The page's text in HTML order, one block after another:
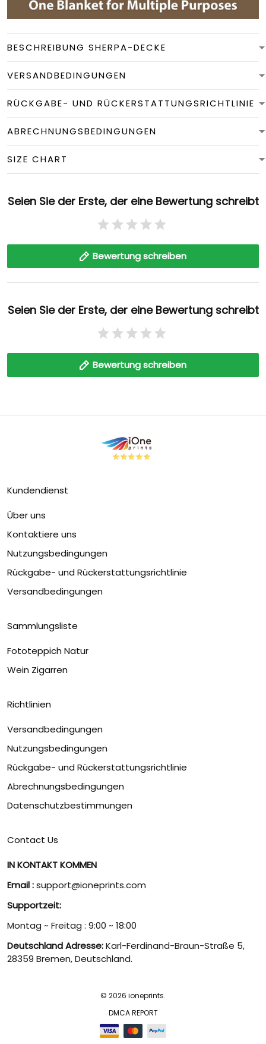
BESCHREIBUNG SHERPA-DECKE
VERSANDBEDINGUNGEN
RÜCKGABE- UND RÜCKERSTATTUNGSRICHTLINIE
ABRECHNUNGSBEDINGUNGEN
SIZE CHART
Seien Sie der Erste, der eine Bewertung schreibt
Bewertung schreiben
Seien Sie der Erste, der eine Bewertung schreibt
Bewertung schreiben
Kundendienst
Über uns
Kontaktiere uns
Nutzungsbedingungen
Rückgabe- und Rückerstattungsrichtlinie
Versandbedingungen
Sammlungsliste
Fototeppich Natur
Wein Zigarren
Richtlinien
Versandbedingungen
Nutzungsbedingungen
Rückgabe- und Rückerstattungsrichtlinie
Abrechnungsbedingungen
Datenschutzbestimmungen
Contact Us
IN KONTAKT KOMMEN
Email :support@ioneprints.com
Supportzeit:
Montag ~ Freitag : 9:00 ~ 18:00
Deutschland Adresse:Karl-Ferdinand-Braun-Straße 5,
28359 Bremen, Deutschland.
© 2026 ioneprints.
DMCA REPORT